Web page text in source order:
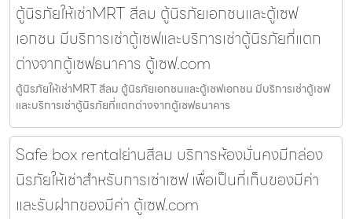
ตู้นิรภัยให้เช่าMRT สีลม ตู้นิรภัยเอกชนและตู้เซฟ
เอกชน มีบริการเช่าตู้เซฟและบริการเช่าตู้นิรภัยที่แตก
ต่างจากตู้เซฟธนาคาร ตู้เซฟ.com
ตู้นิรภัยให้เช่าMRT สีลม ตู้นิรภัยเอกชนและตู้เซฟเอกชน มีบริการเช่าตู้เซฟ
และบริการเช่าตู้นิรภัยที่แตกต่างจากตู้เซฟธนาคาร
Safe box rentalย่านสีลม บริการห้องมั่นคงมีกล่อง
นิรภัยให้เช่าสำหรับการเช่าเซฟ เพื่อเป็นที่เก็บของมีค่า
และรับฝากของมีค่า ตู้เซฟ.com